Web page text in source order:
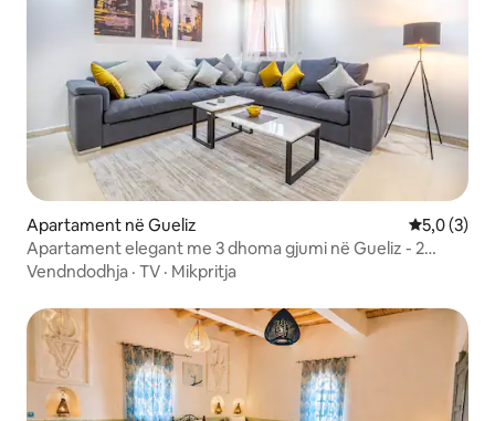
Apartament në Gueliz Vlerësimi
5,0 (3)
Apartament elegant me 3 dhoma gjumi në Gueliz - 2
banjo dhe parkim falas
Vendndodhja · TV · Mikpritja